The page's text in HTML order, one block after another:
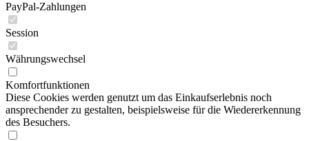
PayPal-Zahlungen
Session
Währungswechsel
Komfortfunktionen
Diese Cookies werden genutzt um das Einkaufserlebnis noch
ansprechender zu gestalten, beispielsweise für die Wiedererkennung
des Besuchers.